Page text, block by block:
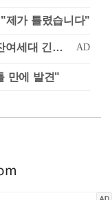
제가 틀렸습니다"
만에 발견"